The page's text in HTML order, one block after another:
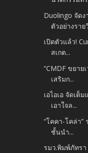
Duolingo จัดง
ตัวอย่างราย
เปิดตัวแล้ว!
สเกต...
“CMDF ขยาย
เสริมก...
เอไอเอ จัดเ
เอาใจล...
“โคคา-โคล่า”
ชั้นนำ...
รมว.พิมพ์ภัทร